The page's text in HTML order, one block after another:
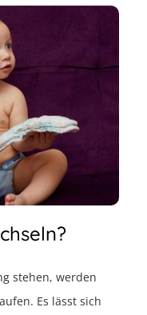
stehen, werden
Es lässt sich